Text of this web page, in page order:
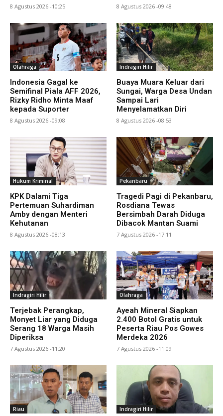
8 Agustus 2026 -10:25 8 Agustus 2026 -09:48
Olahraga
Indonesia Gagal ke
Semifinal Piala AFF 2026,
Rizky Ridho Minta Maaf
kepada Suporter
8 Agustus 2026 -09:08
Indragiri Hilir
Buaya Muara Keluar dari
Sungai, Warga Desa Undan
Sampai Lari
Menyelamatkan Diri
8 Agustus 2026 -08:53
Hukum Kriminal
KPK Dalami Tiga
Pertemuan Suhardiman
Amby dengan Menteri
Kehutanan
8 Agustus 2026 -08:13
Pekanbaru
Tragedi Pagi di Pekanbaru,
Rosdiana Tewas
Bersimbah Darah Diduga
Dibacok Mantan Suami
7 Agustus 2026 -17:11
Indragiri Hilir
Terjebak Perangkap,
Monyet Liar yang Diduga
Serang 18 Warga Masih
Diperiksa
7 Agustus 2026 -11:20
Olahraga
Ayeah Mineral Siapkan
2.400 Botol Gratis untuk
Peserta Riau Pos Gowes
Merdeka 2026
7 Agustus 2026 -11:09
Riau Indragiri Hilir